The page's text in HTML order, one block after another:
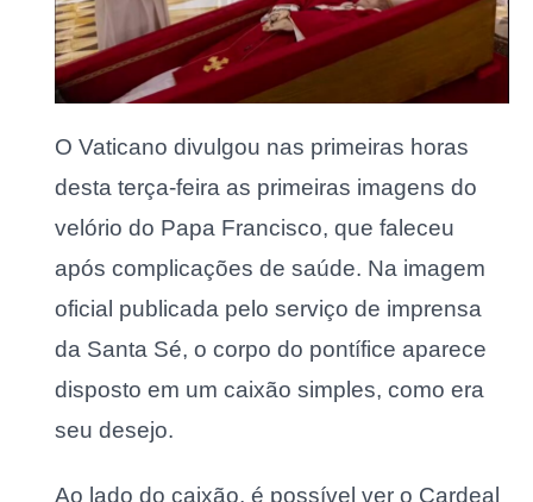
O Vaticano divulgou nas primeiras horas
desta terça-feira as primeiras imagens do
velório do Papa Francisco, que faleceu
após complicações de saúde. Na imagem
oficial publicada pelo serviço de imprensa
da Santa Sé, o corpo do pontífice aparece
disposto em um caixão simples, como era
seu desejo.
Ao lado do caixão, é possível ver o Cardeal